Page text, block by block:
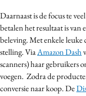
Daarnaast is de focus te
betalen het resultaat is van
beleving. Met enkele
stelling. ViaAmazon Dash
scanners) haar gebruikers
voegen. Zodra de
conversie naar koop. De